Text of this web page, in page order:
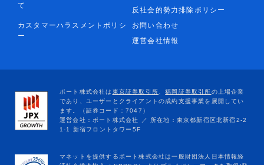
て
反社会的勢力排除ポリシー
カスタマーハラスメントポリシ
ー
お問い合わせ
運営会社情報